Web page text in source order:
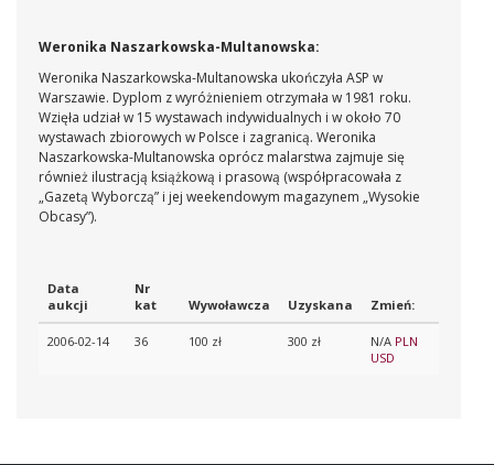
Weronika Naszarkowska-Multanowska:
Weronika Naszarkowska-Multanowska ukończyła ASP w
Warszawie. Dyplom z wyróżnieniem otrzymała w 1981 roku.
Wzięła udział w 15 wystawach indywidualnych i w około 70
wystawach zbiorowych w Polsce i zagranicą. Weronika
Naszarkowska-Multanowska oprócz malarstwa zajmuje się
również ilustracją książkową i prasową (współpracowała z
„Gazetą Wyborczą” i jej weekendowym magazynem „Wysokie
Obcasy”).
Data
aukcji
Nr
kat
Wywoławcza Uzyskana Zmień:
2006-02-14 36 100 zł 300 zł N/A PLN
USD